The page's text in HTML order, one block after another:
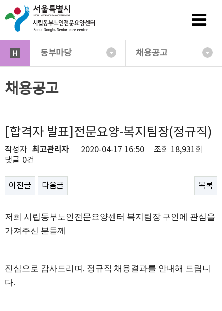
동부마당 채용공고
채용공고
[합격자 발표]전문요양-복지팀장(정규직)
작성자 최고관리자 2020-04-17 16:50 조회 18,931회
댓글 0건
이전글 다음글 목록
저희 시립동부노인전문요양센터 복지팀장 구인에 관심을
가져주신 분들께
진심으로 감사드리며 , 정규직 채용결과를 안내해 드립니
다.